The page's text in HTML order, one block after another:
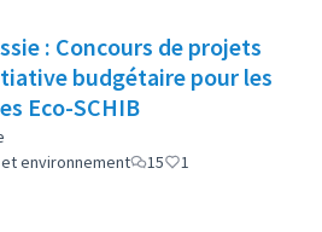
: Concours de projets
budgétaire pour les
Eco-SCHIB
environnement
15 1